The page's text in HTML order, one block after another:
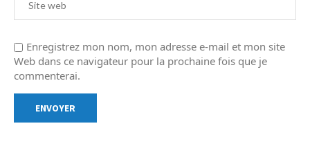
Enregistrez mon nom, mon adresse e-mail et mon site
Web dans ce navigateur pour la prochaine fois que je
commenterai.